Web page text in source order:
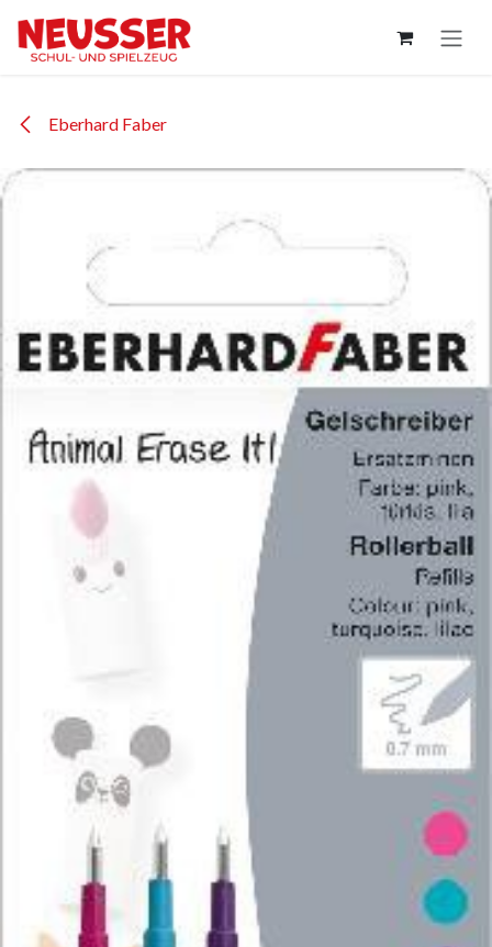
Eberhard Faber